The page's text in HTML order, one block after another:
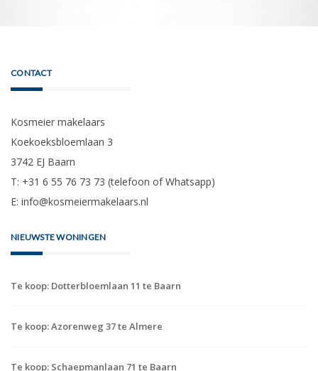
CONTACT
Kosmeier makelaars
Koekoeksbloemlaan 3
3742 EJ Baarn
T: +31 6 55 76 73 73 (telefoon of Whatsapp)
E: info@kosmeiermakelaars.nl
NIEUWSTE WONINGEN
Te koop: Dotterbloemlaan 11 te Baarn
Te koop: Azorenweg 37 te Almere
Te koop: Schaepmanlaan 71 te Baarn